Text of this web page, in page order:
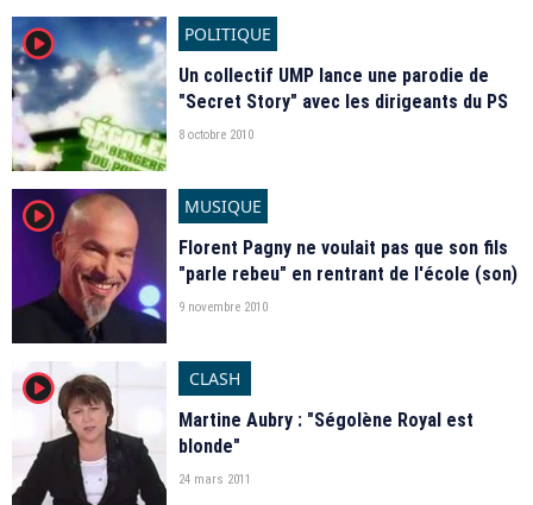
player2
POLITIQUE
Un collectif UMP lance une parodie de
"Secret Story" avec les dirigeants du PS
8 octobre 2010
player2
MUSIQUE
Florent Pagny ne voulait pas que son fils
"parle rebeu" en rentrant de l'école (son)
9 novembre 2010
player2
CLASH
Martine Aubry : "Ségolène Royal est
blonde"
24 mars 2011